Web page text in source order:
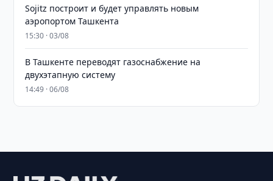
Sojitz построит и будет управлять новым
аэропортом Ташкента
15:30 · 03/08
В Ташкенте переводят газоснабжение на
двухэтапную систему
14:49 · 06/08